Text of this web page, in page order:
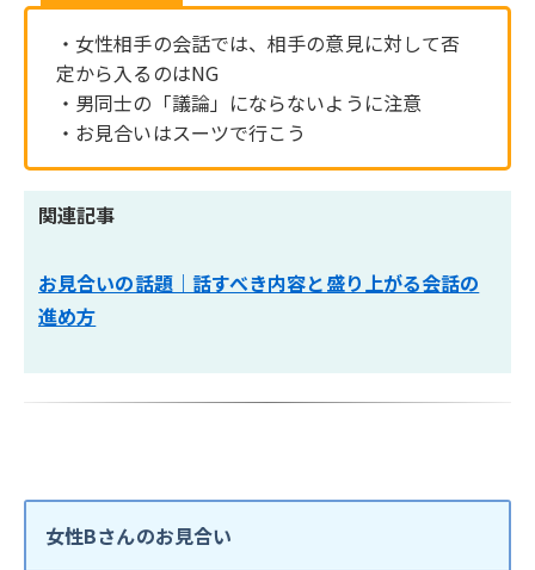
・女性相手の会話では、相手の意見に対して否
定から入るのはNG
・男同士の「議論」にならないように注意
・お見合いはスーツで行こう
関連記事
お見合いの話題｜話すべき内容と盛り上がる会話の
進め方
女性Bさんのお見合い